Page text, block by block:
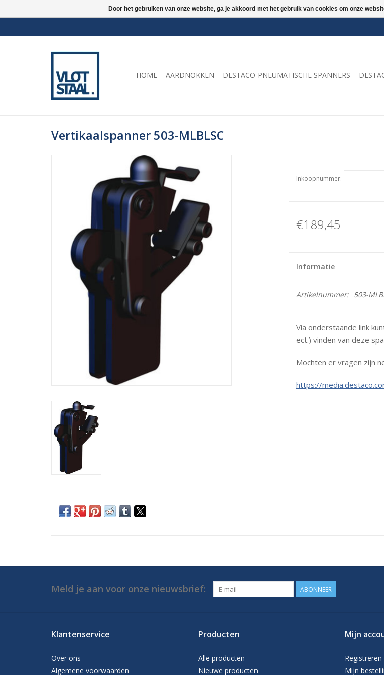
HOME AARDNOKKEN DESTACO PNEUMATISCHE SPANNERS
Vertikaalspanner 503-MLBLSC
Inkoopnummer:
€189,45
Informatie
Artikelnummer: 503-
Via onderstaande link
ect.) vinden van deze
Mochten er vragen zijn
https://
Meld je aan voor onze nieuwsbrief: ABONNEER
Klantenservice
Over ons
Algemene voorwaarden
Producten
Alle producten
Nieuwe producten
Mijn
Registreren
Mijn
Door het gebruiken van onze website, ga je akkoord met het gebruik van cookies om onze